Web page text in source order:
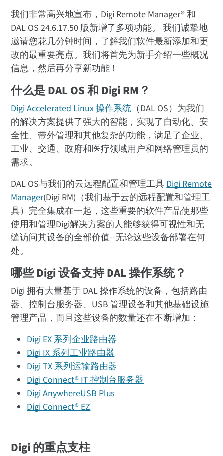
我们非常高兴地宣布，Digi Remote Manager® 和
DAL OS 24.6.17.50 版新增了多项功能。 我们诚挚地
邀请您花几分钟时间，了解我们软件最新添加和更
改的最重要亮点。我们将首先为新手介绍一些概况
信息，然后再分享新功能！
什么是 DAL OS 和 Digi RM？
Digi Accelerated Linux 操作系统 （DAL OS）为我们
的解决方案提供了强大的智能，实现了自动化、安
全性、带外管理和其他复杂的功能，满足了企业、
工业、交通、政府和医疗领域用户和网络管理员的
需求。
DAL OS与我们的云远程配置和管理工具 Digi Remote
Manager(Digi RM)（我们基于云的远程配置和管理工
具）完全集成在一起，这些重要的软件产品使那些
使用和管理Digi解决方案的人能够获得可视性和无
缝访问其设备的全部价值--无论这些设备部署在何
处。
哪些 Digi 设备支持 DAL 操作系统？
Digi 拥有大量基于 DAL 操作系统的设备，包括路由
器、控制台服务器、USB 管理设备和其他基础设施
管理产品，而且这些设备的数量还在不断增加：
Digi EX 系列企业路由器
Digi IX 系列工业路由器
Digi TX 系列运输路由器
Digi Connect® IT 控制台服务器
Digi AnywhereUSB Plus
Digi Connect® EZ
Digi 的重点支柱